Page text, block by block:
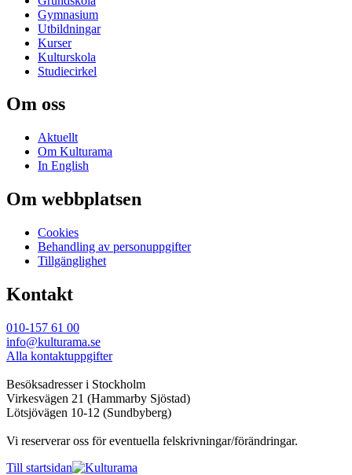
Gymnasium
Utbildningar
Kurser
Kulturskola
Studiecirkel
Om oss
Aktuellt
Om Kulturama
In English
Om webbplatsen
Cookies
Behandling av personuppgifter
Tillgänglighet
Kontakt
010-157 61 00
info@kulturama.se
Alla kontaktuppgifter
Besöksadresser i Stockholm
Virkesvägen 21 (Hammarby Sjöstad)
Lötsjövägen 10-12 (Sundbyberg)
Vi reserverar oss för eventuella felskrivningar/förändringar.
Till startsidan